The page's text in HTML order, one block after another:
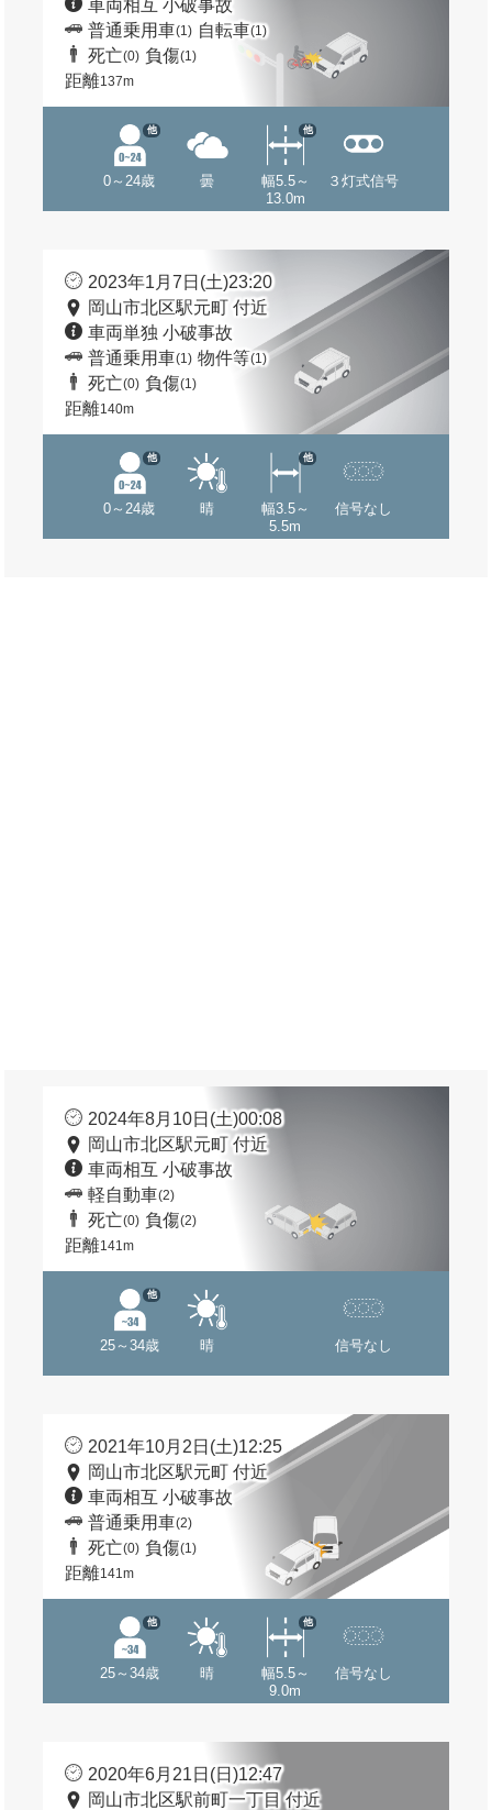
車両相互 小破事故
普通乗用車(1) 自転車(1)
死亡(0) 負傷(1)
距離137m
0～24歳
他
曇
幅5.5～
13.0m
他
３灯式信号
2023年1月7日(土)23:20
岡山市北区駅元町 付近
車両単独 小破事故
普通乗用車(1) 物件等(1)
死亡(0) 負傷(1)
距離140m
0～24歳
他
晴
幅3.5～
5.5m
他
信号なし
2024年8月10日(土)00:08
岡山市北区駅元町 付近
車両相互 小破事故
軽自動車(2)
死亡(0) 負傷(2)
距離141m
25～34歳
他
晴 信号なし
2021年10月2日(土)12:25
岡山市北区駅元町 付近
車両相互 小破事故
普通乗用車(2)
死亡(0) 負傷(1)
距離141m
25～34歳
他
晴
幅5.5～
9.0m
他
信号なし
2020年6月21日(日)12:47
岡山市北区駅前町一丁目 付近